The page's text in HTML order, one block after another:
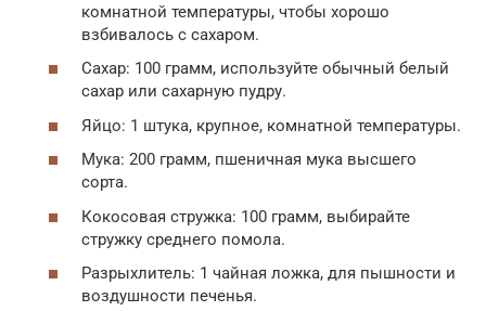
комнатной температуры, чтобы хорошо
взбивалось с сахаром.
Сахар: 100 грамм, используйте обычный белый
сахар или сахарную пудру.
Яйцо: 1 штука, крупное, комнатной температуры.
Мука: 200 грамм, пшеничная мука высшего
сорта.
Кокосовая стружка: 100 грамм, выбирайте
стружку среднего помола.
Разрыхлитель: 1 чайная ложка, для пышности и
воздушности печенья.